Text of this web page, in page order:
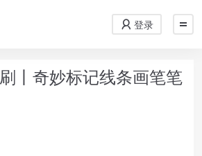
登录
丨奇妙标记线条画笔笔